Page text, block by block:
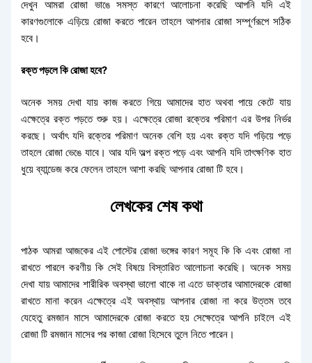
দেখুন আমরা রোজা ভাঙে সমস্ত কারণে আলোচনা করেছি আপনি যদি এই
কারণগুলোকে এড়িয়ে রোজা করতে পারেন তাহলে আপনার রোজা সম্পূর্ণরূপে সঠিক
হবে।
রক্ত পড়লে কি রোজা হবে?
অনেক সময় দেখা যায় কাজ করতে গিয়ে আমাদের হাত অথবা পায়ে কেটে যায়
এক্ষেত্রে রক্ত পড়তে শুরু হয়। এক্ষেত্রে রোজা রক্তের পরিমাণ এর উপর নির্ভর
করছে। অর্থাৎ যদি রক্তের পরিমাণ অনেক বেশি হয় এবং রক্ত যদি গড়িয়ে পড়ে
তাহলে রোজা ভেঙে যাবে। আর যদি অল্প রক্ত পড়ে এবং আপনি যদি তাৎক্ষণিক হাত
ধুয়ে ব্যান্ডেজ করে ফেলেন তাহলে আশা করছি আপনার রোজা টি হবে।
লেখকের শেষ কথা
পাঠক আমরা আজকের এই পোস্টের রোজা ভঙ্গের কারণ সমূহ কি কি এবং রোজা না
রাখতে পারলে করণীয় কি সেই বিষয়ে বিস্তারিত আলোচনা করেছি। অনেক সময়
দেখা যায় আমাদের শারীরিক অবস্থা ভালো থাকে না এতে ডাক্তার আমাদেরকে রোজা
রাখতে মানা করেন এক্ষেত্রে এই অবস্থায় আপনার রোজা না করে উত্তম তবে
যেহেতু রমজান মাসে আমাদেরকে রোজা করতে হয় সেক্ষেত্রে আপনি চাইলে এই
রোজা টি রমজান মাসের পর কাজা রোজা হিসেবে তুলে নিতে পারেন।